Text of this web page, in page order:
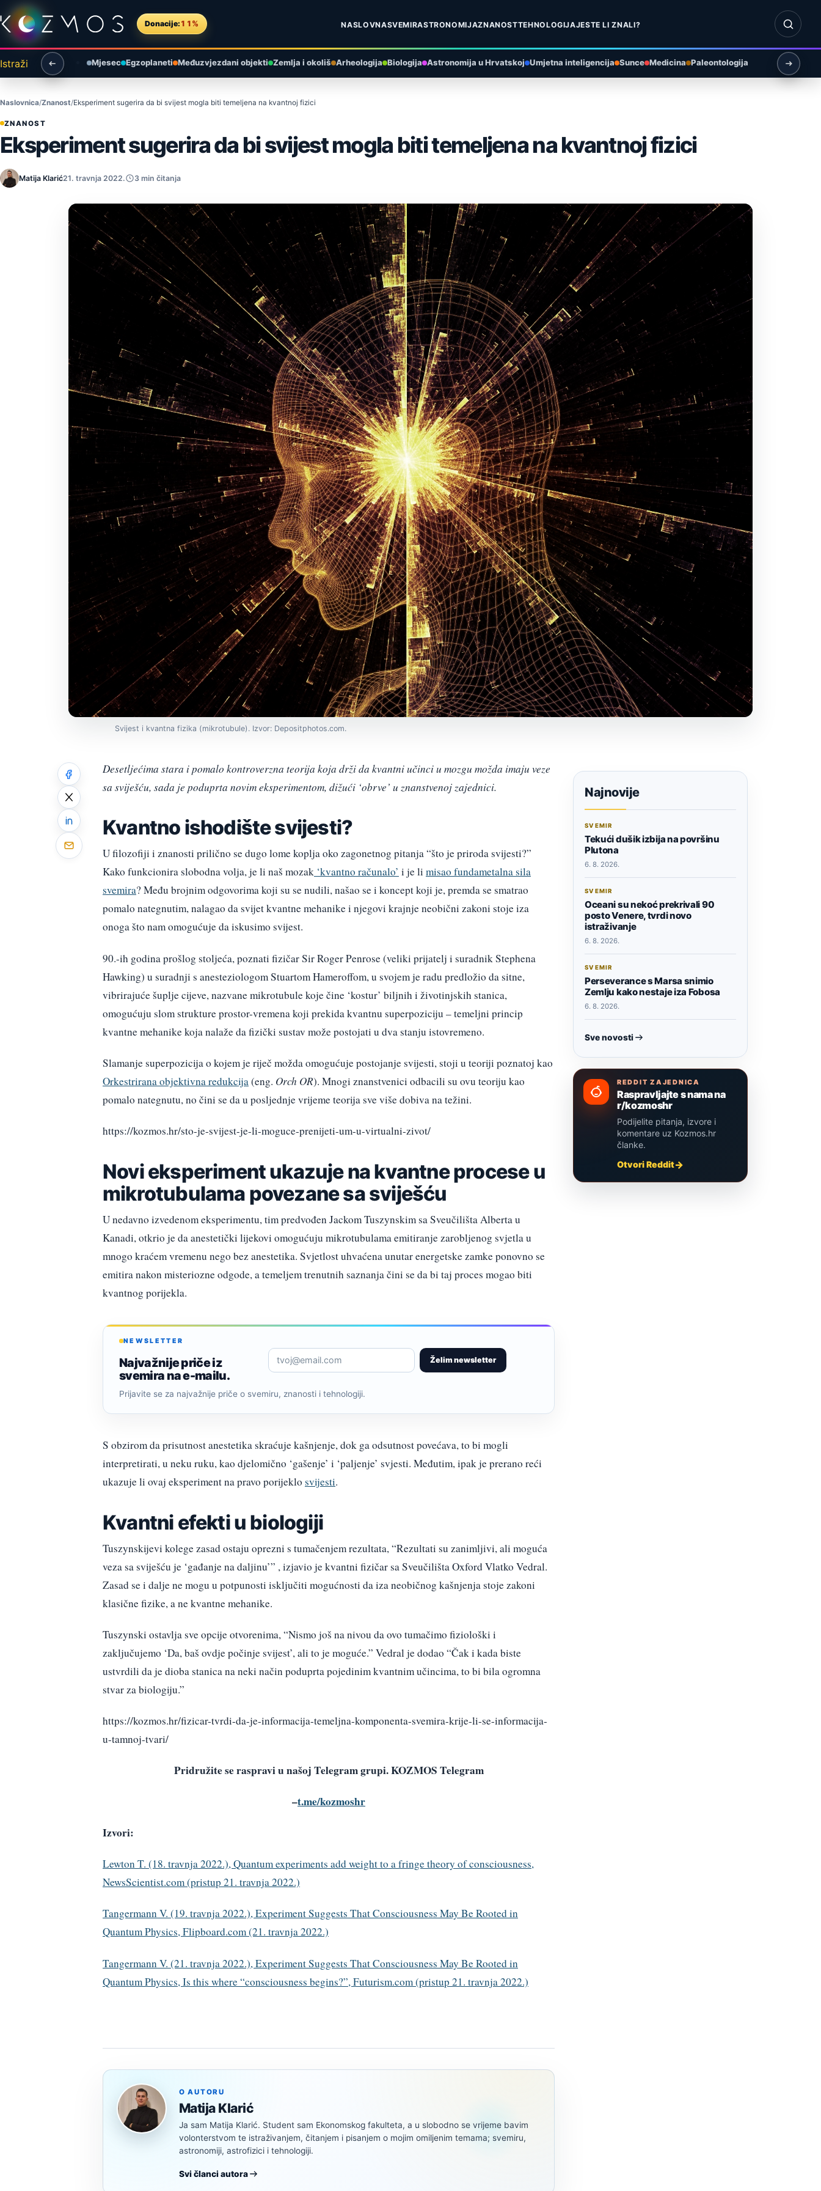
Preskoči na sadržaj
Donacije: 11% NASLOVNASVEMIRASTRONOMIJAZNANOSTTEHNOLOGIJAJESTE LI ZNALI?
Otvori
Istraži Mjesec Egzoplaneti Međuzvjezdani objekti Zemlja i okoliš Arheologija Biologija Astronomija u Hrvatskoj Umjetna inteligencija Sunce Medicina Paleontologija
Naslovnica Znanost Eksperiment sugerira da bi svijest mogla biti temeljena na kvantnoj fizici
ZNANOST
Eksperiment sugerira da bi svijest mogla biti temeljena na kvantnoj fizici
Matija Klarić21. travnja 2022. 3 min čitanja
Svijest i kvantna fizika (mikrotubule). Izvor: Depositphotos.com.
Desetljećima stara i pomalo kontroverzna teorija koja drži da kvantni učinci u mozgu možda imaju veze
sa sviješću, sada je poduprta novim eksperimentom, dižući ‘obrve’ u znanstvenoj zajednici.
Kvantno ishodište svijesti?
U filozofiji i znanosti prilično se dugo lome koplja oko zagonetnog pitanja “što je priroda svijesti?”
Kako funkcionira slobodna volja, je li naš mozak ‘kvantno računalo’ i je li misao fundametalna sila
svemira? Među brojnim odgovorima koji su se nudili, našao se i koncept koji je, premda se smatrao
pomalo nategnutim, nalagao da svijet kvantne mehanike i njegovi krajnje neobični zakoni stoje iza
onoga što nam omogućuje da iskusimo svijest.
90.-ih godina prošlog stoljeća, poznati fizičar Sir Roger Penrose (veliki prijatelj i suradnik Stephena
Hawking) u suradnji s anesteziologom Stuartom Hameroffom, u svojem je radu predložio da sitne,
vibrirajuće šuplje cijeve, nazvane mikrotubule koje čine ‘kostur’ biljnih i životinjskih stanica,
omogućuju slom strukture prostor-vremena koji prekida kvantnu superpoziciju – temeljni princip
kvantne mehanike koja nalaže da fizički sustav može postojati u dva stanju istovremeno.
Slamanje superpozicija o kojem je riječ možda omogućuje postojanje svijesti, stoji u teoriji poznatoj kao
Orkestrirana objektivna redukcija(eng. Orch OR). Mnogi znanstvenici odbacili su ovu teoriju kao
pomalo nategnutu, no čini se da u posljednje vrijeme teorija sve više dobiva na težini.
https://kozmos.hr/sto-je-svijest-je-li-moguce-prenijeti-um-u-virtualni-zivot/
Novi eksperiment ukazuje na kvantne procese u
mikrotubulama povezane sa sviješću
U nedavno izvedenom eksperimentu, tim predvođen Jackom Tuszynskim sa Sveučilišta Alberta u
Kanadi, otkrio je da anestetički lijekovi omogućuju mikrotubulama emitiranje zarobljenog svjetla u
mnogo kraćem vremenu nego bez anestetika. Svjetlost uhvaćena unutar energetske zamke ponovno se
emitira nakon misteriozne odgode, a temeljem trenutnih saznanja čini se da bi taj proces mogao biti
kvantnog porijekla.
NEWSLETTER
Najvažnije priče iz
svemira na e-mailu.
Želim newsletter
Prijavite se za najvažnije priče o svemiru, znanosti i tehnologiji.
S obzirom da prisutnost anestetika skraćuje kašnjenje, dok ga odsutnost povećava, to bi mogli
interpretirati, u neku ruku, kao djelomično ‘gašenje’ i ‘paljenje’ svjesti. Međutim, ipak je prerano reći
ukazuje li ovaj eksperiment na pravo porijeklo svijesti.
Kvantni efekti u biologiji
Tuszynskijevi kolege zasad ostaju oprezni s tumačenjem rezultata, “Rezultati su zanimljivi, ali moguća
veza sa sviješću je ‘gađanje na daljinu’” , izjavio je kvantni fizičar sa Sveučilišta Oxford Vlatko Vedral.
Zasad se i dalje ne mogu u potpunosti isključiti mogućnosti da iza neobičnog kašnjenja stoje zakoni
klasične fizike, a ne kvantne mehanike.
Tuszynski ostavlja sve opcije otvorenima, “Nismo još na nivou da ovo tumačimo fiziološki i
zaključujemo ‘Da, baš ovdje počinje svijest’, ali to je moguće.” Vedral je dodao “Čak i kada biste
ustvrdili da je dioba stanica na neki način poduprta pojedinim kvantnim učincima, to bi bila ogromna
stvar za biologiju.”
https://kozmos.hr/fizicar-tvrdi-da-je-informacija-temeljna-komponenta-svemira-krije-li-se-informacija-
u-tamnoj-tvari/
Pridružite se raspravi u našoj Telegram grupi. KOZMOS Telegram
–t.me/kozmoshr
Izvori:
Lewton T. (18. travnja 2022.), Quantum experiments add weight to a fringe theory of consciousness,
NewsScientist.com (pristup 21. travnja 2022.)
Tangermann V. (19. travnja 2022.), Experiment Suggests That Consciousness May Be Rooted in
Quantum Physics, Flipboard.com (21. travnja 2022.)
Tangermann V. (21. travnja 2022.), Experiment Suggests That Consciousness May Be Rooted in
Quantum Physics, Is this where “consciousness begins?”, Futurism.com (pristup 21. travnja 2022.)
O AUTORU
Matija Klarić
Ja sam Matija Klarić. Student sam Ekonomskog fakulteta, a u slobodno se vrijeme bavim
volonterstvom te istraživanjem, čitanjem i pisanjem o mojim omiljenim temama; svemiru,
astronomiji, astrofizici i tehnologiji.
Svi članci autora
Najnovije
SVEMIR
Tekući dušik izbija na površinu
Plutona
6. 8. 2026.
SVEMIR
Oceani su nekoć prekrivali 90
posto Venere, tvrdi novo
istraživanje
6. 8. 2026.
SVEMIR
Perseverance s Marsa snimio
Zemlju kako nestaje iza Fobosa
6. 8. 2026.
Sve novosti
REDDIT ZAJEDNICA
Raspravljajte s nama na
r/kozmoshr
Podijelite pitanja, izvore i
komentare uz Kozmos.hr
članke.
Otvori Reddit